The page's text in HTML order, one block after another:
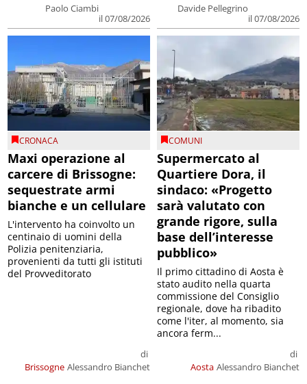
Paolo Ciambi
il 07/08/2026
Davide Pellegrino
il 07/08/2026
CRONACA
Maxi operazione al
carcere di Brissogne:
sequestrate armi
bianche e un cellulare
Brissogne
di
Alessandro Bianchet
L'intervento ha coinvolto un
centinaio di uomini della
Polizia penitenziaria,
provenienti da tutti gli istituti
del Provveditorato
COMUNI
Supermercato al
Quartiere Dora, il
sindaco: «Progetto
sarà valutato con
grande rigore, sulla
base dell’interesse
pubblico»
Aosta
di
Alessandro Bianchet
Il primo cittadino di Aosta è
stato audito nella quarta
commissione del Consiglio
regionale, dove ha ribadito
come l'iter, al momento, sia
ancora ferm...